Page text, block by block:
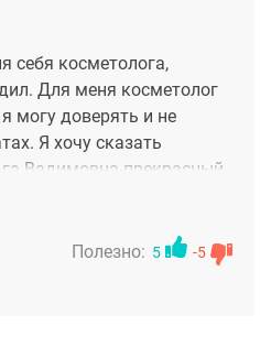
себя косметолога,
Для меня косметолог
могу доверять и не
Я хочу сказать
Вадимовна-прекрасный
Она проводит
отвечает на все
Полезно: 5 -5